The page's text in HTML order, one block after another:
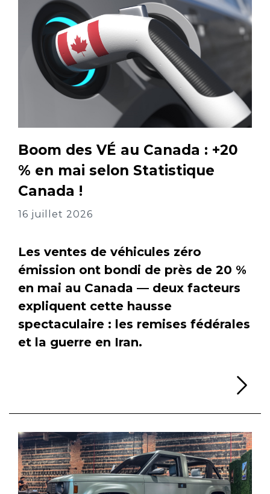
Boom des VÉ au Canada : +20
% en mai selon Statistique
Canada !
16 juillet 2026
Les ventes de véhicules zéro
émission ont bondi de près de 20 %
en mai au Canada — deux facteurs
expliquent cette hausse
spectaculaire : les remises fédérales
et la guerre en Iran.